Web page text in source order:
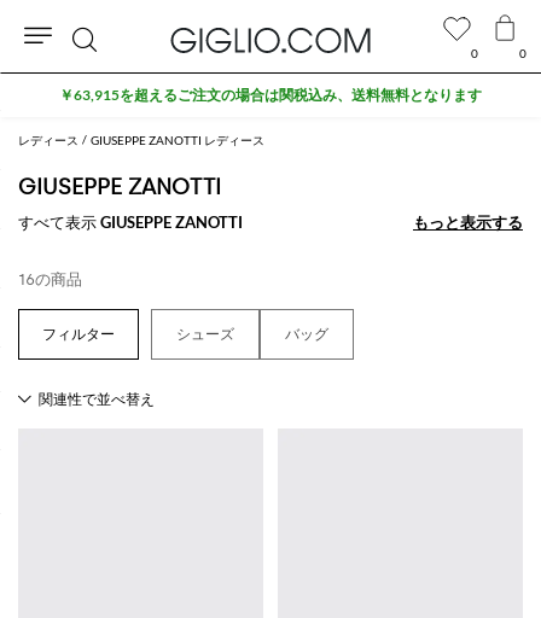
レディース GIUSEPPE ZANOTTI レディース
GIUSEPPE ZANOTTI
すべて表示GIUSEPPE ZANOTTI もっと表示する
もっと表示する
16の商品
シューズ バッグ
0 0
検
索
￥63,915を超えるご注文の場合は関税込み、送料無料となります